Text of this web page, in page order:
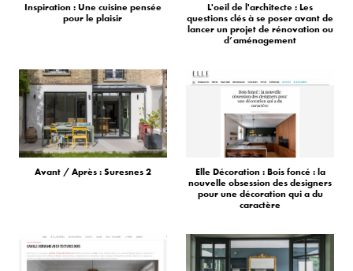
Inspiration : Une cuisine pensée
pour le plaisir
L'oeil de l'architecte : Les
questions clés à se poser avant de
lancer un projet de rénovation ou
d’aménagement
Avant / Après : Suresnes 2
Elle Décoration : Bois foncé : la
nouvelle obsession des designers
pour une décoration qui a du
caractère